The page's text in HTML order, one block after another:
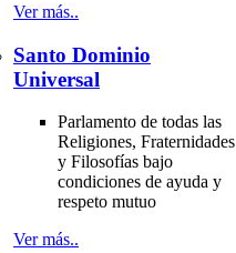
Ver más..
Santo Dominio
Universal
Parlamento de todas las
Religiones, Fraternidades
y Filosofías bajo
condiciones de ayuda y
respeto mutuo
Ver más..